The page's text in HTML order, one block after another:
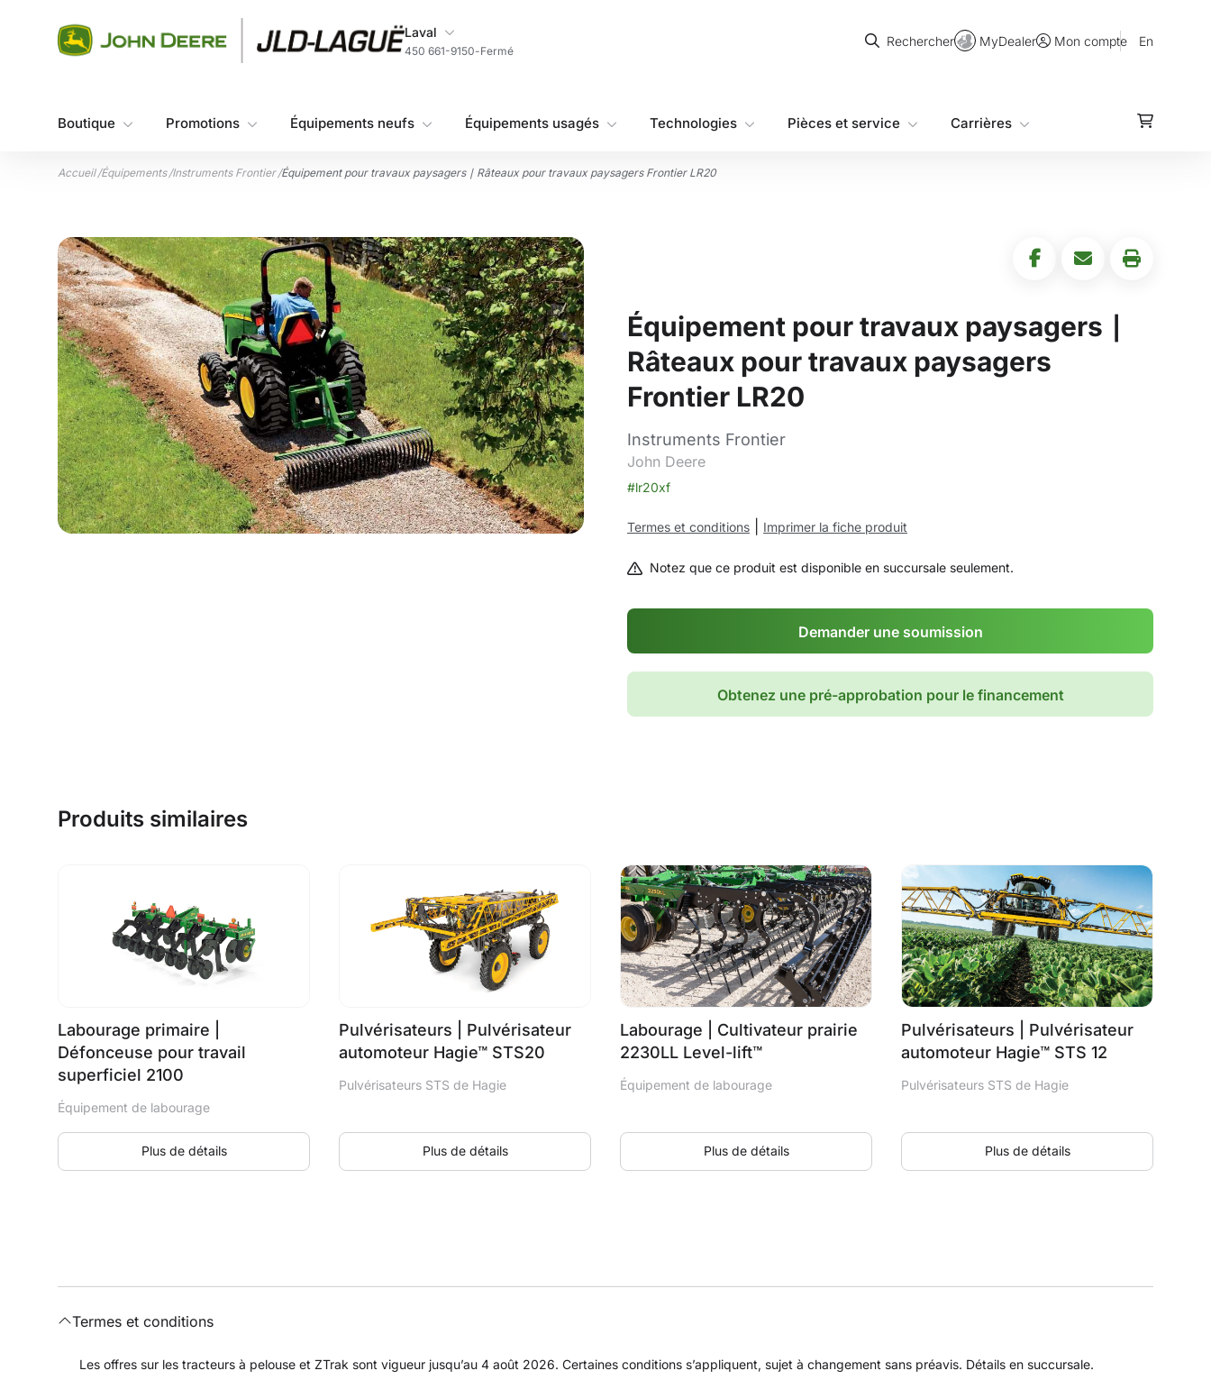
Ma succursale
Laval
450 661-9150-Fermé
Rechercher
Rechercher MyDealer Mon compte En
Boutique Promotions Équipements neufs Équipements usagés Technologies Pièces et service Carrières
Accueil /Équipements /Instruments Frontier /Équipement pour travaux paysagers ∣ Râteaux pour travaux paysagers Frontier LR20
Équipement pour travaux paysagers ∣
Râteaux pour travaux paysagers
Frontier LR20
Instruments Frontier
John Deere
#lr20xf
Termes et conditions Imprimer la fiche produit
Notez que ce produit est disponible en succursale seulement.
Demander une soumission
Obtenez une pré-approbation pour le financement
Produits similaires
Labourage primaire |
Défonceuse pour travail
superficiel 2100
Équipement de labourage
Plus de détails
Pulvérisateurs | Pulvérisateur
automoteur Hagie™ STS20
Pulvérisateurs STS de Hagie
Plus de détails
Labourage | Cultivateur prairie
2230LL Level-lift™
Équipement de labourage
Plus de détails
Pulvérisateurs | Pulvérisateur
automoteur Hagie™ STS 12
Pulvérisateurs STS de Hagie
Plus de détails
Termes et conditions
Les offres sur les tracteurs à pelouse et ZTrak sont vigueur jusqu’au 4 août 2026. Certaines conditions s’appliquent, sujet à changement sans préavis. Détails en succursale.